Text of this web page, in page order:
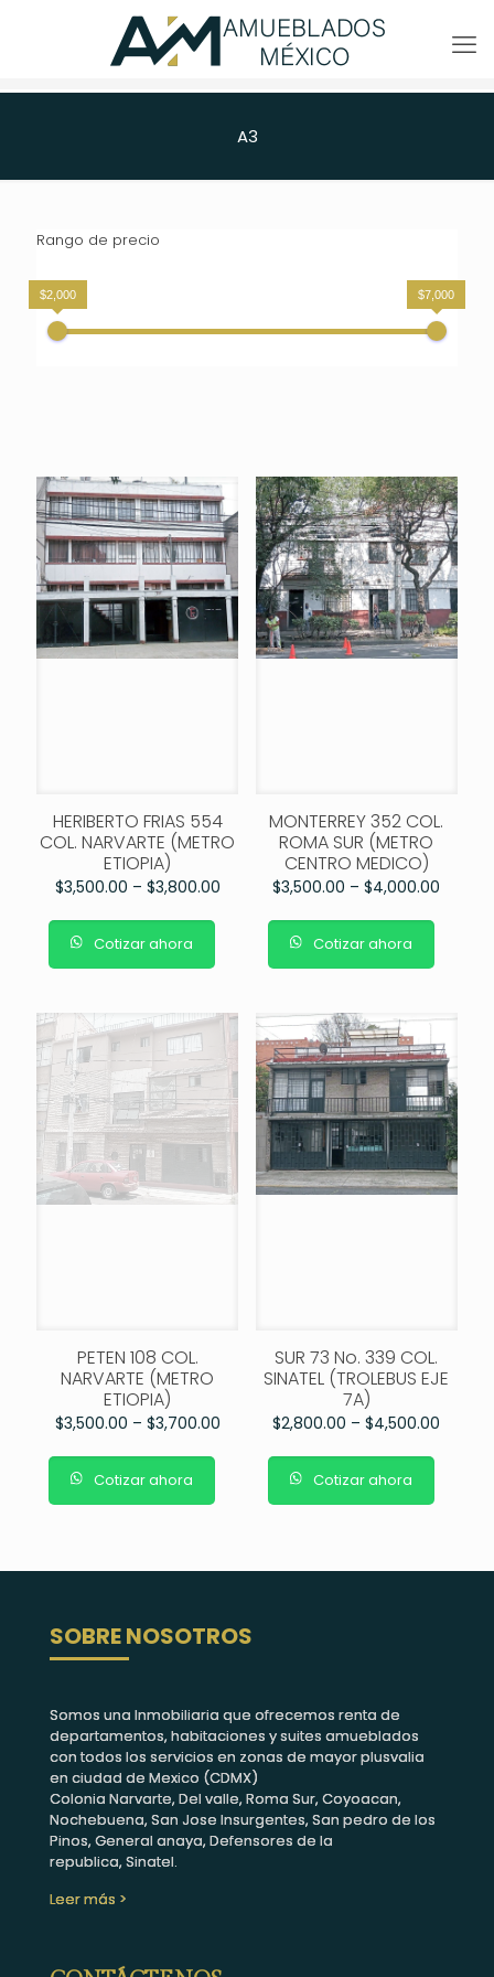
A3
Rango de precio
$2,000 $7,000
HERIBERTO FRIAS 554
COL. NARVARTE (METRO
ETIOPIA)
$3,500.00 – $3,800.00
Cotizar ahora
MONTERREY 352 COL.
ROMA SUR (METRO
CENTRO MEDICO)
$3,500.00 –$4,000.00
Cotizar ahora
PETEN 108 COL.
NARVARTE (METRO
ETIOPIA)
$3,500.00 – $3,700.00
Cotizar ahora
SUR 73 No. 339 COL.
SINATEL (TROLEBUS EJE
7A)
$2,800.00 –$4,500.00
Cotizar ahora
SOBRE NOSOTROS
Somos una Inmobiliaria que ofrecemos renta de
departamentos, habitaciones y suites amueblados
con todos los servicios en zonas de mayor plusvalia
en ciudad de Mexico (CDMX)
Colonia Narvarte, Del valle, Roma Sur, Coyoacan,
Nochebuena, San Jose Insurgentes, San pedro de los
Pinos, General anaya, Defensores de la
republica, Sinatel.
Leer más >